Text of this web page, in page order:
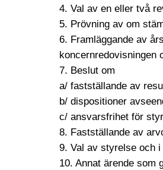
4. Val av en eller två
5. Prövning av om
6. Framläggande av
koncernredovisningen
7. Beslut om
a/ fastställande av
b/ dispositioner
c/ ansvarsfrihet för
8. Fastställande av
9. Val av styrelse och
10. Annat ärende som